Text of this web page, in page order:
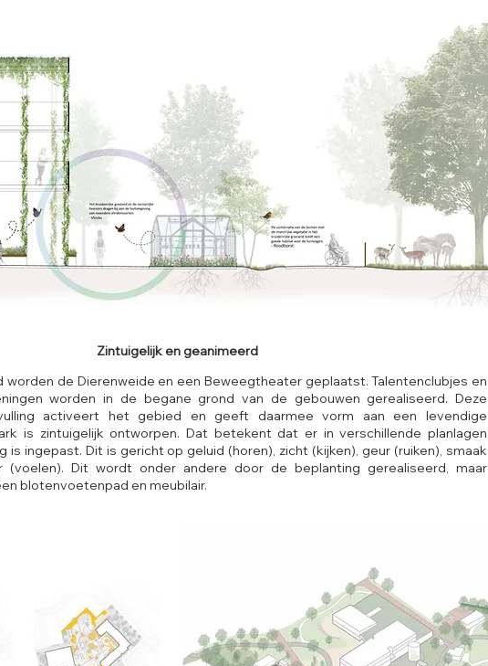
Zintuigelijk en geanimeerd
worden de Dierenweide en een Beweegtheater geplaatst. Talentenclubjes en
worden in de begane grond van de gebouwen gerealiseerd. Deze
activeert het gebied en geeft daarmee vorm aan een levendige
is zintuigelijk ontworpen. Dat betekent dat er in verschillende planlagen
is ingepast. Dit is gericht op geluid (horen), zicht (kijken), geur (ruiken), smaak
(voelen). Dit wordt onder andere door de beplanting gerealiseerd, maar
blotenvoetenpad en meubilair.